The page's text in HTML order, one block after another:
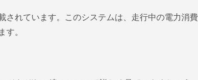
れています。このシステムは、走行中の電力消費
。